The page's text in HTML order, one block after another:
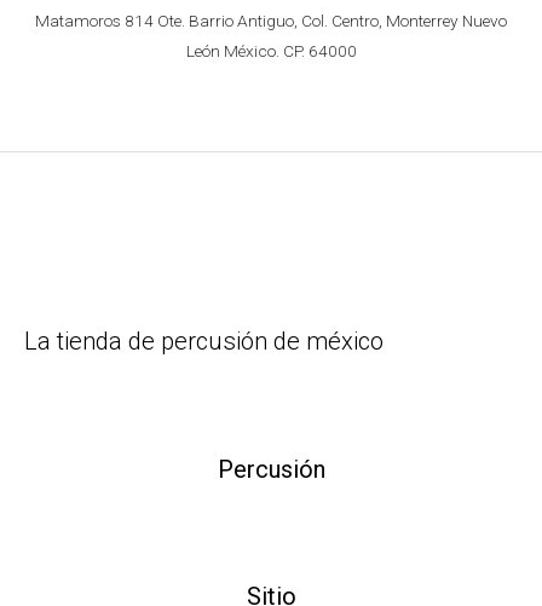
Matamoros 814 Ote. Barrio Antiguo, Col. Centro, Monterrey Nuevo
León México. CP. 64000
La tienda de percusión de méxico
Percusión
Sitio